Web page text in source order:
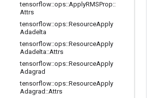
tensorflow::ops::ApplyRMSProp::
Attrs
tensorflow::ops::ResourceApply
Adadelta
tensorflow::ops::ResourceApply
Adadelta::Attrs
tensorflow::ops::ResourceApply
Adagrad
tensorflow::ops::ResourceApply
Adagrad ::Attrs